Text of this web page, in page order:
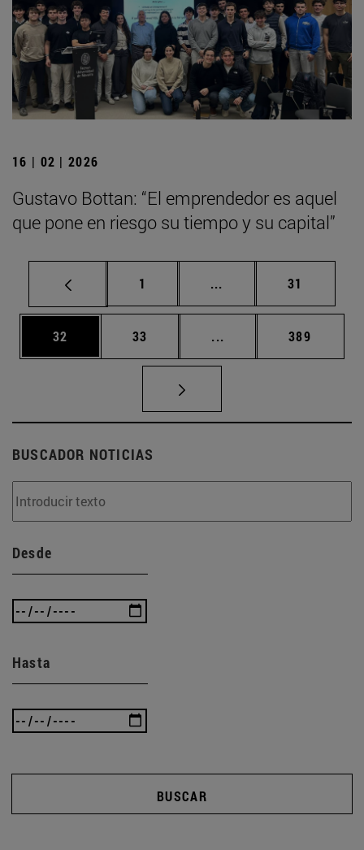
16 | 02 | 2026
Gustavo Bottan: “El emprendedor es aquel
que pone en riesgo su tiempo y su capital”
Página
1 ... Páginas intermedias
Página
31
Página
32 Página
33 ... Páginas intermedias
Página
389
BUSCADOR NOTICIAS
Desde
Hasta
BUSCAR